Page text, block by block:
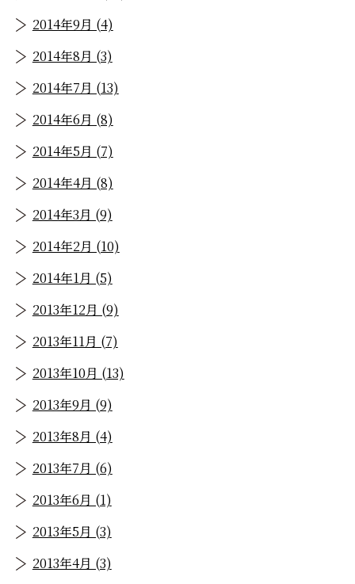
2014年9月 (4)
2014年8月 (3)
2014年7月 (13)
2014年6月 (8)
2014年5月 (7)
2014年4月 (8)
2014年3月 (9)
2014年2月 (10)
2014年1月 (5)
2013年12月 (9)
2013年11月 (7)
2013年10月 (13)
2013年9月 (9)
2013年8月 (4)
2013年7月 (6)
2013年6月 (1)
2013年5月 (3)
2013年4月 (3)